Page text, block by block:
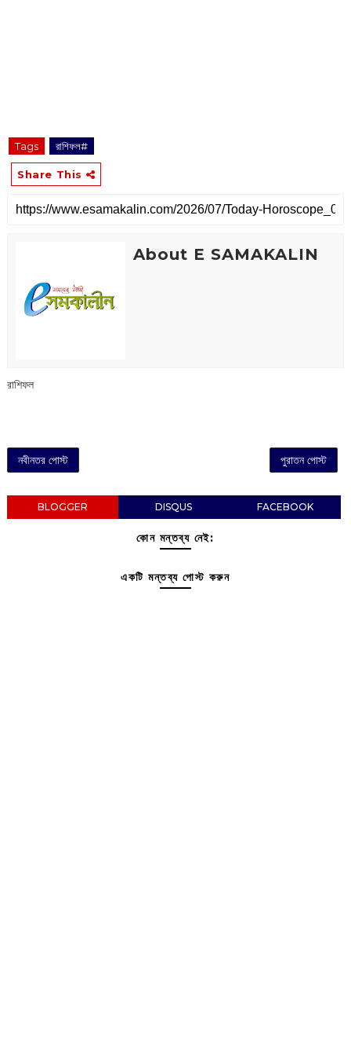
Tags রাশিফল#
Share This
About E SAMAKALIN
রাশিফল
নবীনতর পোস্ট পুরাতন পোস্ট
BLOGGER DISQUS FACEBOOK
কোন মন্তব্য নেই:
একটি মন্তব্য পোস্ট করুন